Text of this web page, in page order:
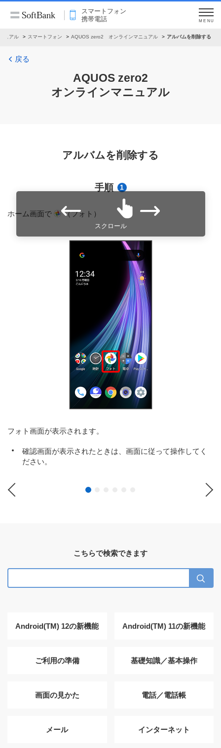
スマートフォン
携帯電話
MENU
ュアル スマートフォン AQUOS zero2 オンラインマニュアル アルバムを削除する
戻る
AQUOS zero2
オンラインマニュアル
アルバムを削除する
手順 1
ホーム画面で （フォト）
フォト画面が表示されます。
確認画面が表示されたときは、画面に従って操作してく
ださい。
スクロール
こちらで検索できます
Android(TM) 12の新機能 Android(TM) 11の新機能
ご利用の準備 基礎知識／基本操作
画面の見かた 電話／電話帳
メール インターネット